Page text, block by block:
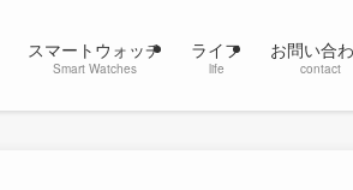
スマートウォッチ
Smart Watches
ライフ
life
お問い合
contact